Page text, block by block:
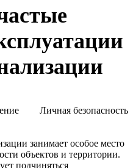
Личная безопасность
занимает особое место
объектов и территории.
подчиняться